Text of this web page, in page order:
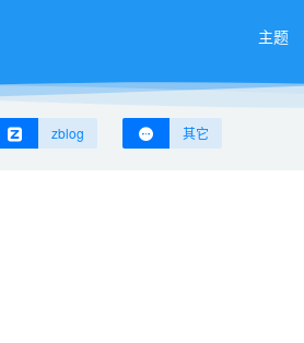
主题
zblog 其它